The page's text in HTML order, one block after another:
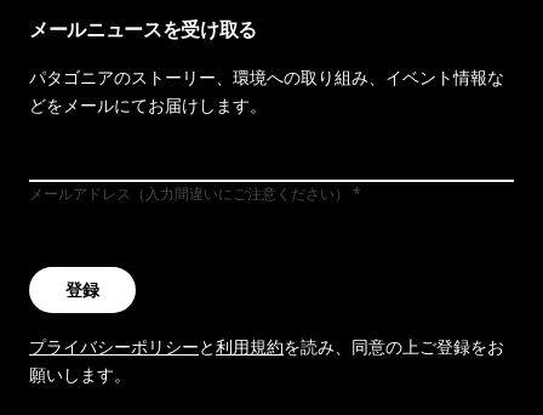
メールニュースを受け取る
パタゴニアのストーリー、環境への取り組み、イベント情報な
どをメールにてお届けします。
メールアドレス（入力間違いにご注意ください）
登録
プライバシーポリシーと利用規約を読み、同意の上ご登録をお
願いします。